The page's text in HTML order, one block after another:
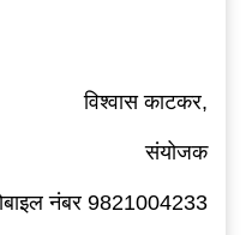
विश्वास काटकर,
संयोजक
नंबर 9821004233